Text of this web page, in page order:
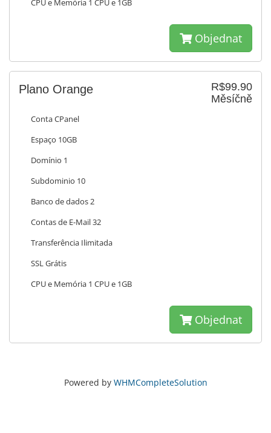
CPU e Memória 1 CPU e 1GB
Objednat
R$99.90
Měsíčně
Plano Orange
Conta CPanel
Espaço 10GB
Domínio 1
Subdominio 10
Banco de dados 2
Contas de E-Mail 32
Transferência Ilimitada
SSL Grátis
CPU e Memória 1 CPU e 1GB
Objednat
Powered by WHMCompleteSolution